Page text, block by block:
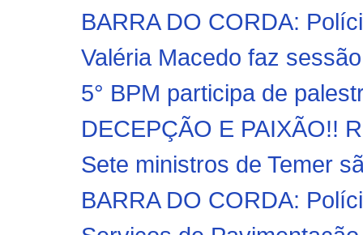
BARRA DO CORDA:
Valéria Macedo faz
5° BPM participa de
DECEPÇÃO E PAIXÃO!!
Sete ministros de Temer
BARRA DO CORDA: